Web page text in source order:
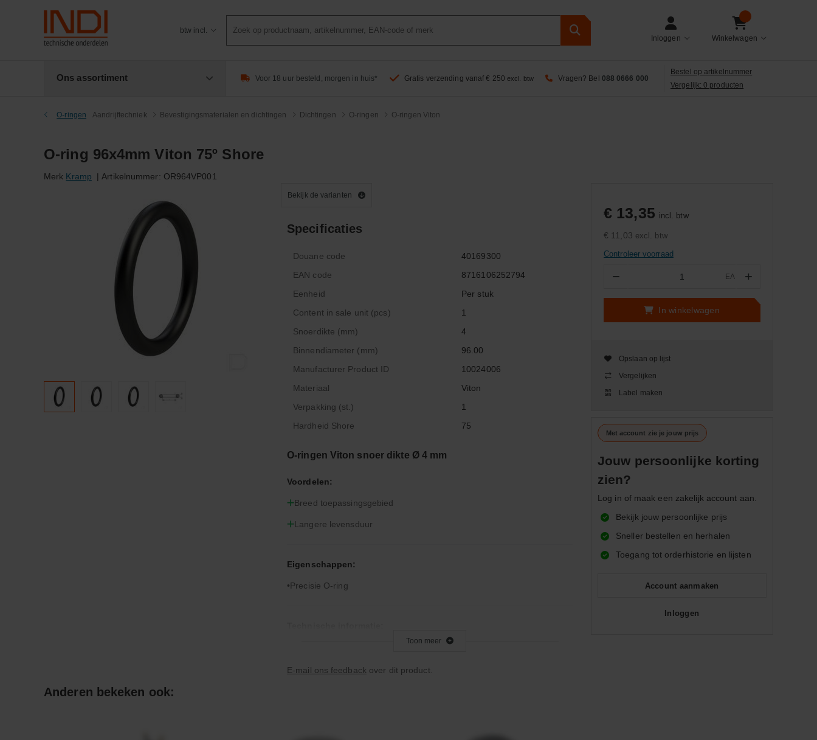
btw incl.
zoeken
Inloggen Winkelwagen
Ons assortiment Voor 18 uur besteld, morgen in huis* Gratis verzending vanaf € 250 excl. btw Vragen? Bel 088 0666 000
Bestel op artikelnummer
Vergelijk: 0 producten
O-ringen Aandrijftechniek Bevestigingsmaterialen en dichtingen Dichtingen O-ringen O-ringen Viton
O-ring 96x4mm Viton 75º Shore
Merk Kramp | Artikelnummer: OR964VP001
Bekijk de varianten
Specificaties
Douane code
40169300
EAN code
8716106252794
Eenheid
Per stuk
Content in sale unit (pcs)
1
Snoerdikte (mm)
4
Binnendiameter (mm)
96.00
Manufacturer Product ID
10024006
Materiaal
Viton
Verpakking (st.)
1
Hardheid Shore
75
O-ringen Viton snoer dikte Ø 4 mm
Voordelen:
Breed toepassingsgebied
Langere levensduur
Eigenschappen:
Precisie O-ring
Let op: Viton is niet geschikt voor remvloeistof
Toon meer
E-mail ons feedback over dit product.
€ 13,35 incl. btw
€ 11,03 excl. btw
Controleer voorraad
− EA +
In winkelwagen
Opslaan op lijst
Vergelijken
Label maken
Met account zie je jouw prijs
Jouw persoonlijke korting
zien?
Log in of maak een zakelijk account aan.
Bekijk jouw persoonlijke prijs
Sneller bestellen en herhalen
Toegang tot orderhistorie en lijsten
Account aanmaken
Inloggen
Anderen bekeken ook: